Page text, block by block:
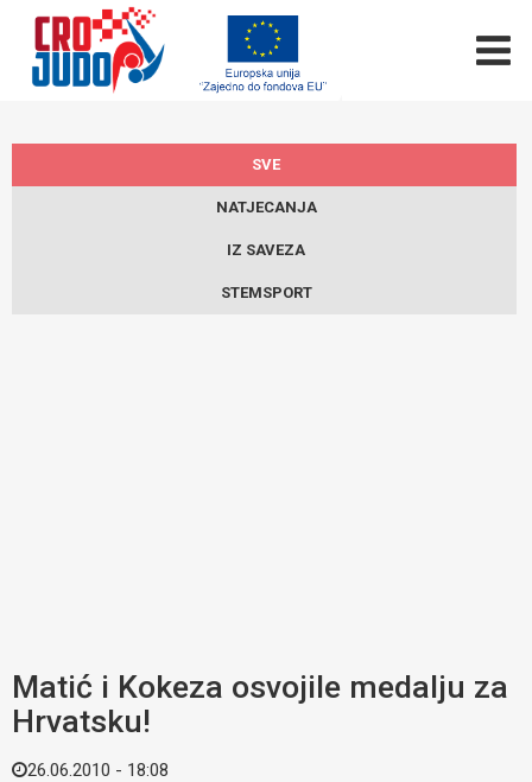
SVE
NATJECANJA
IZ SAVEZA
STEMSPORT
Matić i Kokeza osvojile medalju za
Hrvatsku!
26.06.2010 - 18:08